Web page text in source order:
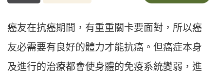
癌友在抗癌期間，有重重關卡要面對，所以癌
友必需要有良好的體力才能抗癌。但癌症本身
及進行的治療都會使身體的免疫系統變弱，進